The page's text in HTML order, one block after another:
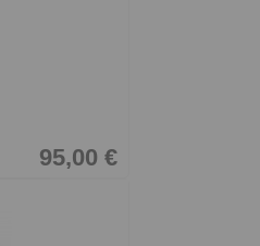
95,00 €